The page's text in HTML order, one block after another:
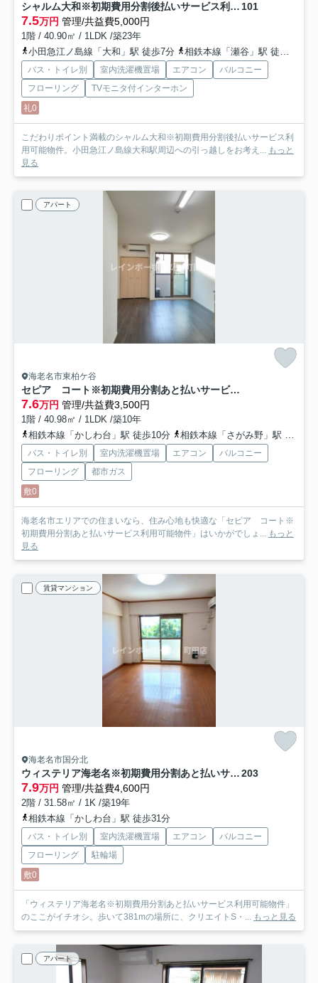
シャルム大和※初期費用分割後払いサービス利用可能物件 101
7.5万円 管理/共益費5,000円
1階 / 40.90㎡ / 1LDK /築23年
小田急江ノ島線「大和」駅 徒歩7分
相鉄本線「瀬谷」駅 徒歩23分
バス・トイレ別 室内洗濯機置場 エアコン
バルコニー
フローリング
TVモニタ付インターホン
礼0
こだわりポイント満載のシャルム大和※初期費用分割後払いサービス利
用可能物件。小田急江ノ島線大和駅周辺への引っ越しをお考え... もっと
見る
アパート
海老名市東柏ケ谷
セピア コート※初期費用分割あと払いサービス利用可能物件
7.6万円 管理/共益費3,500円
1階 / 40.98㎡ / 1LDK /築10年
相鉄本線「かしわ台」駅 徒歩10分
相鉄本線「さがみ野」駅 徒歩11分
バス・トイレ別 室内洗濯機置場 エアコン
バルコニー
フローリング
都市ガス
敷0
海老名市エリアでの住まいなら、住み心地も快適な「セピア コート※
初期費用分割あと払いサービス利用可能物件」はいかがでしょ... もっと
見る
賃貸マンション
海老名市国分北
ウィステリア海老名※初期費用分割あと払いサービス利用可能物件 203
7.9万円 管理/共益費4,600円
2階 / 31.58㎡ / 1K /築19年
相鉄本線「かしわ台」駅 徒歩31分
バス・トイレ別 室内洗濯機置場 エアコン
バルコニー
フローリング
駐輪場
敷0
「ウィステリア海老名※初期費用分割あと払いサービス利用可能物件」
のここがイチオシ。歩いて381mの場所に、クリエイトS・... もっと見る
アパート